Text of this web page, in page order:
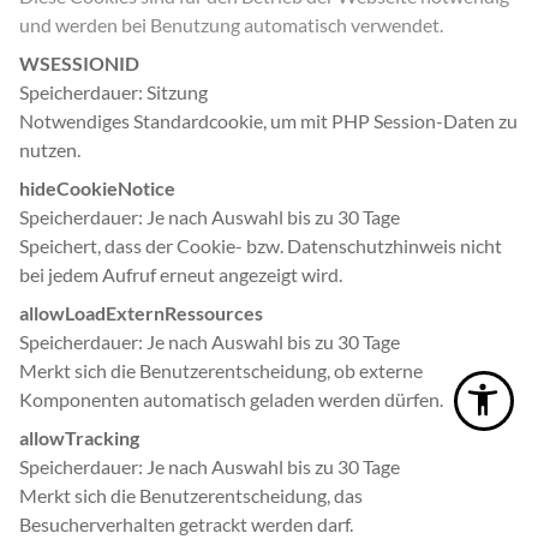
und werden bei Benutzung automatisch verwendet.
WSESSIONID
Speicherdauer Sitzung
Notwendiges Standardcookie, um mit PHP Session-Daten zu
nutzen.
hideCookieNotice
Speicherdauer Je nach Auswahl bis zu 30 Tage
Speichert, dass der Cookie- bzw. Datenschutzhinweis nicht
bei jedem Aufruf erneut angezeigt wird.
allowLoadExternRessources
Speicherdauer Je nach Auswahl bis zu 30 Tage
Merkt sich die Benutzerentscheidung, ob externe
Komponenten automatisch geladen werden dürfen.
allowTracking
Speicherdauer Je nach Auswahl bis zu 30 Tage
Merkt sich die Benutzerentscheidung, das
Besucherverhalten getrackt werden darf.